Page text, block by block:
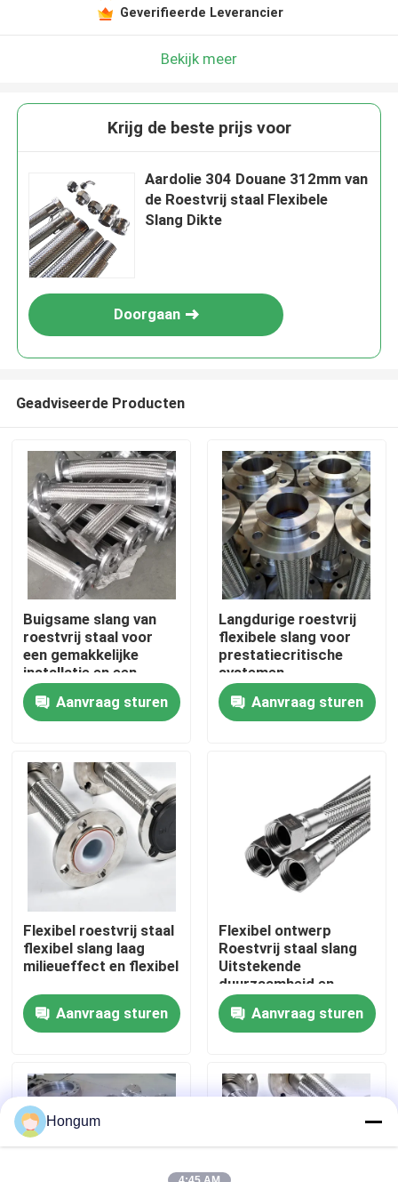
Huis
Producten
Over ons
fabriekstour
Kwaliteitscontrole
Nieuws
Gevallen
Rubberdiafragmaverbindingen
Klep Rubberdiafragma
Geverifieerde Leverancier
Bekijk meer
Krijg de beste prijs voor
Aardolie 304 Douane 312mm van
de Roestvrij staal Flexibele
Slang Dikte
Doorgaan
Geadviseerde Producten
Buigsame slang van
roestvrij staal voor
een gemakkelijke
installatie en een
langdurige werking
Aanvraag sturen
Langdurige roestvrij
flexibele slang voor
prestatiecritische
systemen
Aanvraag sturen
Flexibel roestvrij staal
flexibel slang laag
milieueffect en flexibel
Aanvraag sturen
Flexibel ontwerp
Roestvrij staal slang
Uitstekende
duurzaamheid en
veelzijdigheid
Aanvraag sturen
Hongum